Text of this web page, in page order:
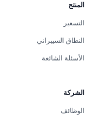
المنتج
التسعير
النطاق السيبراني
الأسئلة الشائعة
الشركة
الوظائف